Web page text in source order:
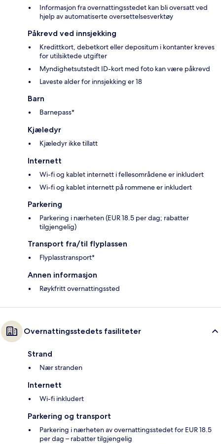
Informasjon fra overnattingsstedet kan bli oversatt ved
hjelp av automatiserte oversettelsesverktøy
Påkrevd ved innsjekking
Kredittkort, debetkort eller depositum i kontanter kreves
for utilsiktede utgifter
Myndighetsutstedt ID-kort med foto kan være påkrevd
Laveste alder for innsjekking er 18
Barn
Barnepass*
Kjæledyr
Kjæledyr ikke tillatt
Internett
Wi-fi og kablet internett i fellesområdene er inkludert
Wi-fi og kablet internett på rommene er inkludert
Parkering
Parkering i nærheten (EUR 18.5 per dag; rabatter
tilgjengelig)
Transport fra/til flyplassen
Flyplasstransport*
Annen informasjon
Røykfritt overnattingssted
Overnattingsstedets fasiliteter
Strand
Nær stranden
Internett
Wi-fi inkludert
Parkering og transport
Parkering i nærheten av overnattingsstedet for EUR 18.5
per dag – rabatter tilgjengelig